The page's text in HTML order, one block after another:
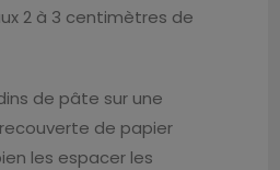
2 à 3 centimètres de
de pâte sur une
de papier
les espacer les